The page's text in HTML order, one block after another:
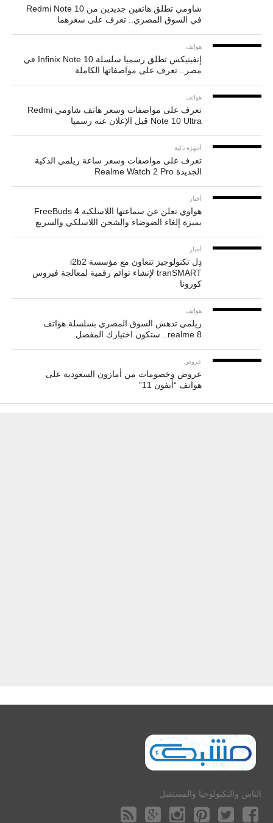
شاومي تطلق هاتفين جديدين من Redmi Note 10
في السوق المصري.. تعرف على سعرهما
هواتف
إنفينيكس تطلق رسميا سلسلة Infinix Note 10 في
مصر.. تعرف على مواصفاتها الكاملة
هواتف
تعرف على مواصفات وسعر هاتف شاومي Redmi
Note 10 Ultra قبل الإعلان عنه رسميا
أجهزة ذكية
تعرف على مواصفات وسعر ساعة ريلمي الذكية
الجديدة Realme Watch 2 Pro
أخبار
هواوي تعلن عن سماعتها اللاسلكية FreeBuds 4
بميزة إلغاء الضوضاء والشحن اللاسلكي والسريع
أخبار
دِل تكنولوجيز تتعاون مع مؤسسة i2b2
tranSMART لإنشاء توائم رقمية لمعالجة فيروس
كورونا
هواتف
ريلمي تدهش السوق المصري بسلسلة هواتف
realme 8.. ستكون اختيارك المفضل
عروض
عروض وخصومات من أمازون السعودية على
هواتف “أيفون 11”
الناس والتكنولوجيا والمستقبل